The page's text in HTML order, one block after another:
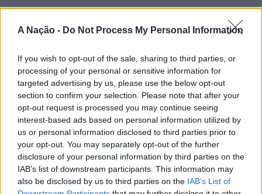
A Nação - Do Not Process My Personal Information
If you wish to opt-out of the sale, sharing to third parties, or
processing of your personal or sensitive information for
targeted advertising by us, please use the below opt-out
section to confirm your selection. Please note that after your
opt-out request is processed you may continue seeing
interest-based ads based on personal information utilized by
us or personal information disclosed to third parties prior to
your opt-out. You may separately opt-out of the further
disclosure of your personal information by third parties on the
IAB’s list of downstream participants. This information may
also be disclosed by us to third parties on the IAB’s List of
início de uma competição que voltou a colocar o
ténis.
Apesar das desistências de última hora de jogadores
como Casper Ruud (Noruega), Alejandro Davidovich
Fokina (Espanha) e Matteo Arnaldi (Itália), a prova
apresentou um quadro competitivo de elevado nível,
liderado pelo russo Andrey Rublev, primeiro cabeça de
série, pelo italiano Luciano Darderi, pelo chileno
Alejandro Tabilo e pelo belga Alexander Blockx.
Um dos momentos mais aguardados da semana foi
também o regresso do suíço Stan Wawrinka ao Estoril,
integrado na digressão de despedida do antigo vencedor
Castelo Branco: “Bienal
Internacional de Artes e Ofícios”
promete afirmar artesanato,
património e inovação como
“motores de desenvolvimento
económico e cultural” do município
português
Publicado 18 horas atrás on 07/08/2026
Por
Ígor Lopes